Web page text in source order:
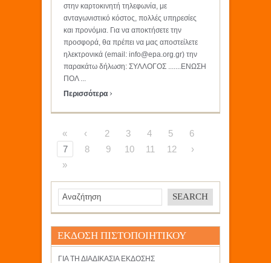
στην καρτοκινητή τηλεφωνία, με
ανταγωνιστικό κόστος, πολλές υπηρεσίες
και προνόμια. Για να αποκτήσετε την
προσφορά, θα πρέπει να μας αποστείλετε
ηλεκτρονικά (email: info@epa.org.gr) την
παρακάτω δήλωση: ΣΥΛΛΟΓΟΣ .......ΕΝΩΣΗ
ΠΟΛ ...
Περισσότερα ›
« ‹ 2 3 4 5
6
7
8 9 10 11 12
›
»
ΕΚΔΟΣΗ ΠΙΣΤΟΠΟΙΗΤΙΚΟΥ
ΓΙΑ ΤΗ ΔΙΑΔΙΚΑΣΙΑ ΕΚΔΟΣΗΣ